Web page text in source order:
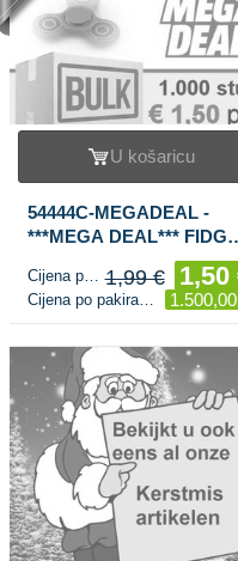
U košaricu
54444C-MEGADEAL -
***MEGA DEAL***
SPINNERI / HAND
SPINNERI (1.000 kom.)
Cijena po komadu 1,99 € 1,50
Cijena po pakiranju